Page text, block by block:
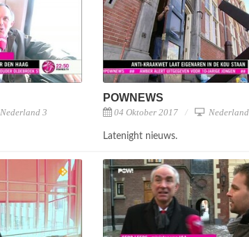
Nederland 3
POWNEWS
04 Oktober 2017
Latenight nieuws.